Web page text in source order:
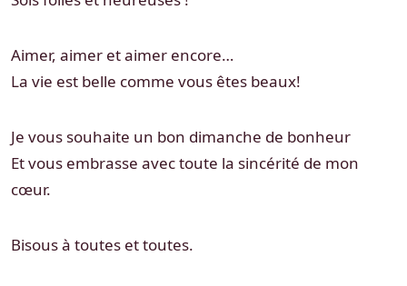
Aimer, aimer et aimer encore…
La vie est belle comme vous êtes beaux!
Je vous souhaite un bon dimanche de bonheur
Et vous embrasse avec toute la sincérité de mon
cœur.
Bisous à toutes et toutes.